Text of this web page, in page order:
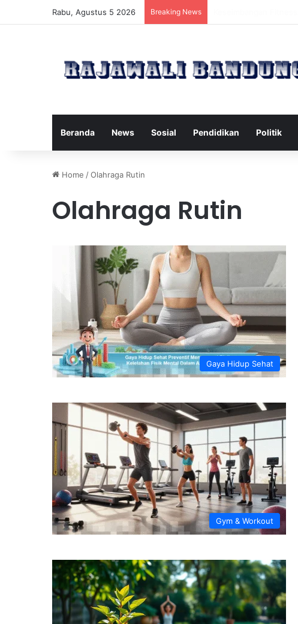
Rabu, Agustus 5 2026 Breaking News
Beranda News Sosial Pendidikan Politik
Home /Olahraga Rutin
Olahraga Rutin
Gaya Hidup Sehat
Gym & Workout